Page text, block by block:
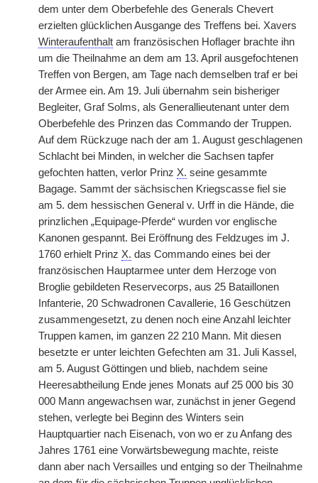
dem unter dem Oberbefehle des Generals Chevert
erzielten glücklichen Ausgange des Treffens bei. Xavers
Winteraufenthalt am französischen Hoflager brachte ihn
um die Theilnahme an dem am 13. April ausgefochtenen
Treffen von Bergen, am Tage nach demselben traf er bei
der Armee ein. Am 19. Juli übernahm sein bisheriger
Begleiter, Graf Solms, als Generallieutenant unter dem
Oberbefehle des Prinzen das Commando der Truppen.
Auf dem Rückzuge nach der am 1. August geschlagenen
Schlacht bei Minden, in welcher die Sachsen tapfer
gefochten hatten, verlor Prinz X. seine gesammte
Bagage. Sammt der sächsischen Kriegscasse fiel sie
am 5. dem hessischen General v. Urff in die Hände, die
prinzlichen „Equipage-Pferde“ wurden vor englische
Kanonen gespannt. Bei Eröffnung des Feldzuges im J.
1760 erhielt Prinz X. das Commando eines bei der
französischen Hauptarmee unter dem Herzoge von
Broglie gebildeten Reservecorps, aus 25 Bataillonen
Infanterie, 20 Schwadronen Cavallerie, 16 Geschützen
zusammengesetzt, zu denen noch eine Anzahl leichter
Truppen kamen, im ganzen 22 210 Mann. Mit diesen
besetzte er unter leichten Gefechten am 31. Juli Kassel,
am 5. August Göttingen und blieb, nachdem seine
Heeresabtheilung Ende jenes Monats auf 25 000 bis 30
000 Mann angewachsen war, zunächst in jener Gegend
stehen, verlegte bei Beginn des Winters sein
Hauptquartier nach Eisenach, von wo er zu Anfang des
Jahres 1761 eine Vorwärtsbewegung machte, reiste
dann aber nach Versailles und entging so der Theilnahme